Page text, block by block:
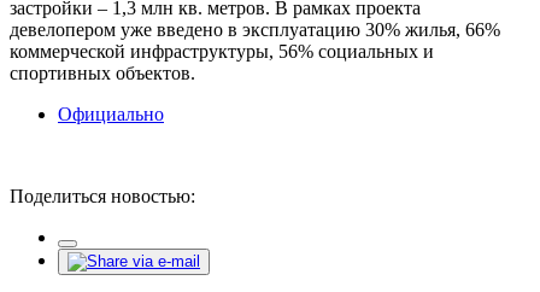
застройки – 1,3 млн кв. метров. В рамках проекта
девелопером уже введено в эксплуатацию 30% жилья, 66%
коммерческой инфраструктуры, 56% социальных и
спортивных объектов.
Официально
Поделиться новостью: